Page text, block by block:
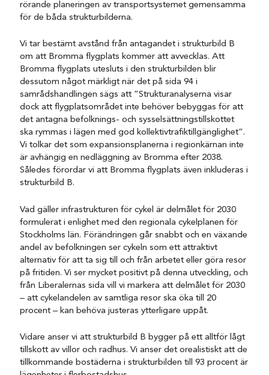
rörande planeringen av transportsystemet gemensamma
för de båda strukturbilderna.
Vi tar bestämt avstånd från antagandet i strukturbild B
om att Bromma flygplats kommer att avvecklas. Att
Bromma flygplats utesluts i den strukturbilden blir
dessutom något märkligt när det på sida 94 i
samrådshandlingen sägs att ”Strukturanalyserna visar
dock att flygplatsområdet inte behöver bebyggas för att
det antagna befolknings- och sysselsättningstillskottet
ska rymmas i lägen med god kollektivtrafiktillgänglighet”.
Vi tolkar det som expansionsplanerna i regionkärnan inte
är avhängig en nedläggning av Bromma efter 2038.
Således förordar vi att Bromma flygplats även inkluderas i
strukturbild B.
Vad gäller infrastrukturen för cykel är delmålet för 2030
formulerat i enlighet med den regionala cykelplanen för
Stockholms län. Förändringen går snabbt och en växande
andel av befolkningen ser cykeln som ett attraktivt
alternativ för att ta sig till och från arbetet eller göra resor
på fritiden. Vi ser mycket positivt på denna utveckling, och
från Liberalernas sida vill vi markera att delmålet för 2030
– att cykelandelen av samtliga resor ska öka till 20
procent – kan behöva justeras ytterligare uppåt.
Vidare anser vi att strukturbild B bygger på ett alltför lågt
tillskott av villor och radhus. Vi anser det orealistiskt att de
tillkommande bostäderna i strukturbilden till 93 procent är